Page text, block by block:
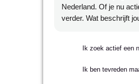
Nederland. Of je nu
verder. Wat beschrijft
Ik zoek actief een
Ik ben tevreden